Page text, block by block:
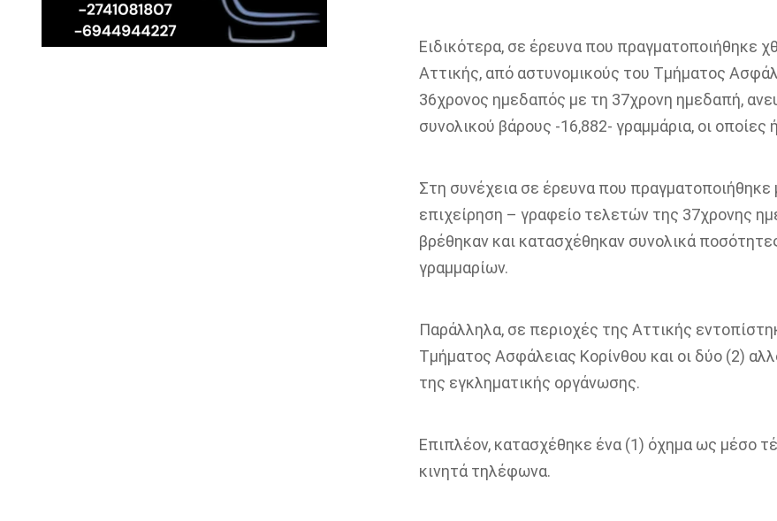
Ειδικότερα, σε έρευνα που πραγματοποιήθηκε
Αττικής, από αστυνομικούς του Τμήματος
36χρονος ημεδαπός με τη 37χρονη ημεδαπή,
συνολικού βάρους -16,882- γραμμάρια, οι
Στη συνέχεια σε έρευνα που
επιχείρηση – γραφείο τελετών της 37χρονης
βρέθηκαν και κατασχέθηκαν συνολικά
γραμμαρίων.
Παράλληλα, σε περιοχές της Αττικής
Τμήματος Ασφάλειας Κορίνθου και οι δύο (2)
της εγκληματικής οργάνωσης.
Επιπλέον, κατασχέθηκε ένα (1) όχημα ως μέσο
κινητά τηλέφωνα.